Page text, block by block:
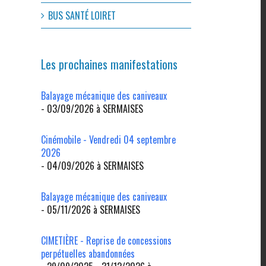
BUS SANTÉ LOIRET
Les prochaines manifestations
Balayage mécanique des caniveaux
- 03/09/2026 à SERMAISES
Cinémobile - Vendredi 04 septembre
2026
- 04/09/2026 à SERMAISES
Balayage mécanique des caniveaux
- 05/11/2026 à SERMAISES
CIMETIÈRE - Reprise de concessions
perpétuelles abandonnées